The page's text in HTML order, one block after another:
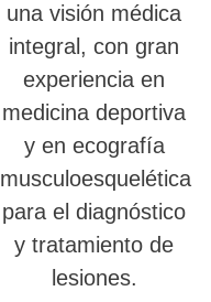
una visión médica
integral, con gran
experiencia en
medicina deportiva
y en ecografía
musculoesquelética
para el diagnóstico
y tratamiento de
lesiones.